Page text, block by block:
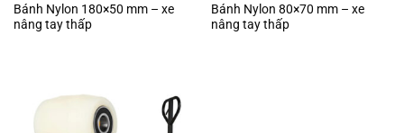
Bánh Nylon 180×50 mm – xe
nâng tay thấp
Bánh Nylon 80×70 mm – xe
nâng tay thấp